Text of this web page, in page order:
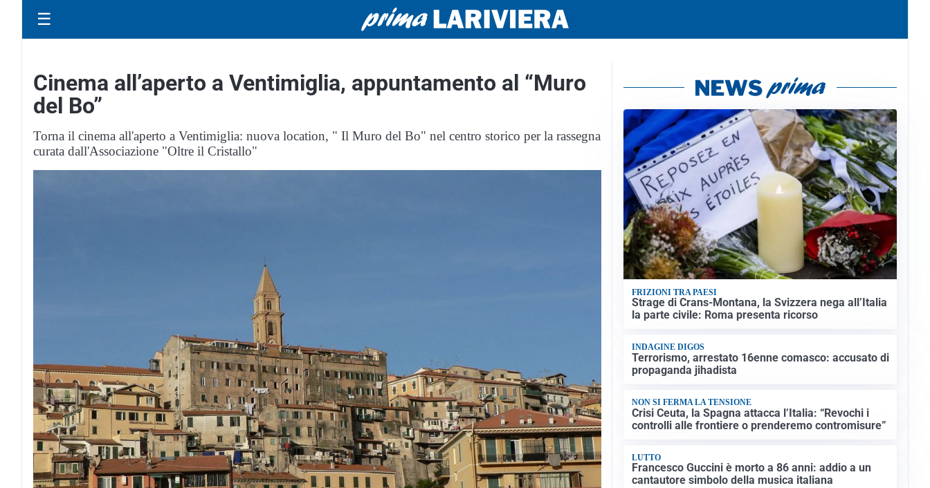
☰
Cinema all’aperto a Ventimiglia, appuntamento al “Muro
del Bo”
Torna il cinema all'aperto a Ventimiglia: nuova location, " Il Muro del Bo" nel centro storico per la rassegna
curata dall'Associazione "Oltre il Cristallo"
FRIZIONI TRA PAESI
Strage di Crans-Montana, la Svizzera nega all’Italia
la parte civile: Roma presenta ricorso
INDAGINE DIGOS
Terrorismo, arrestato 16enne comasco: accusato di
propaganda jihadista
NON SI FERMA LA TENSIONE
Crisi Ceuta, la Spagna attacca l’Italia: “Revochi i
controlli alle frontiere o prenderemo contromisure”
LUTTO
Francesco Guccini è morto a 86 anni: addio a un
cantautore simbolo della musica italiana